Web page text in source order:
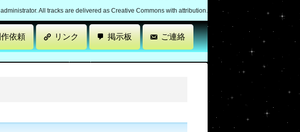
All tracks are delivered as Creative Commons with attribution.
依頼 リンク 掲示板 ご連絡